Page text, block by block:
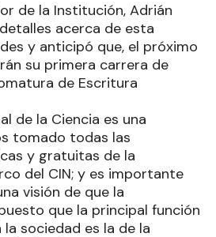
de la Institución, Adrián
acerca de esta
y anticipó que, el próximo
su primera carrera de
de Escritura
de la Ciencia es una
tomado todas las
y gratuitas de la
del CIN; y es importante
visión de que la
que la principal función
sociedad es la de la